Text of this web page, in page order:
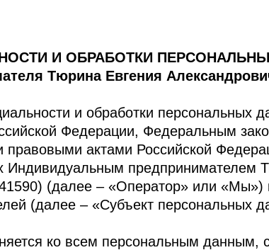
И ОБРАБОТКИ
Тюрина Евгения
и обработки персональных
Федерации, Федеральным
актами Российской
Индивидуальным
(далее – «Оператор» или «Мы»)
(далее – «Субъект персональных
ко всем персональным